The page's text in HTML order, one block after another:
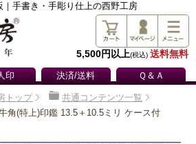
手書き・手彫り仕上の西野工房
5,500円以上(税込) 送料無料
印 決済/送料 Ｑ＆Ａ
トップ
共通コンテンツ一覧
角(特上)印鑑 13.5＋10.5ミリ ケース付